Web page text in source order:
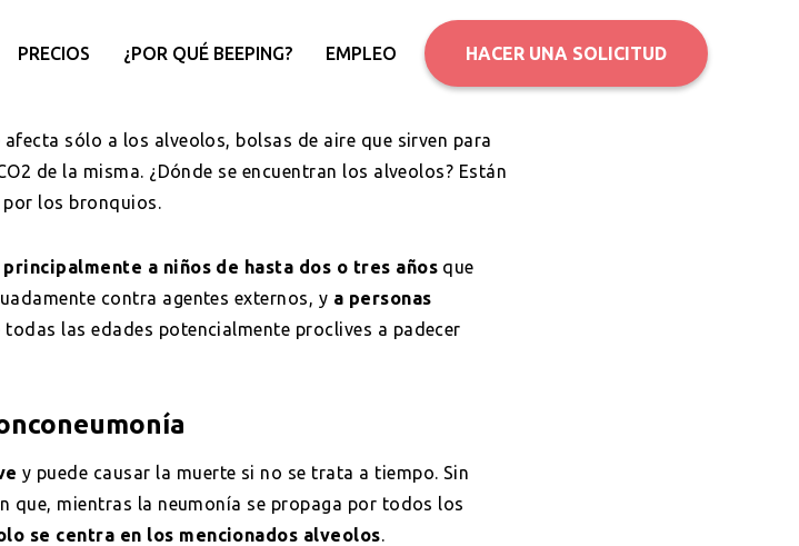
PRECIOS ¿POR QUÉ BEEPING? EMPLEO HACER UNA SOLICITUD
sólo a los alveolos, bolsas de aire que sirven para
de la misma. ¿Dónde se encuentran los alveolos? Están
los bronquios.
a niños de hasta dos o tres años que
contra agentes externos, y a personas
las edades potencialmente proclives a padecer
y puede causar la muerte si no se trata a tiempo. Sin
que, mientras la neumonía se propaga por todos los
se centra en los mencionados alveolos.